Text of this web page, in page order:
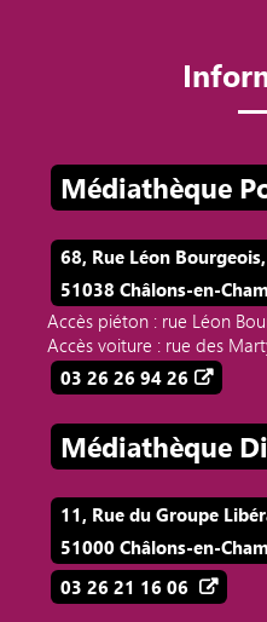
Médiathèque
68, Rue Léon
51038 Châlons-en-
Accès piéton : rue Léon
Accès voiture : rue des
03 26 26 94 26
Médiathèque
11, Rue du Groupe
51000 Châlons-en-
03 26 21 16 06